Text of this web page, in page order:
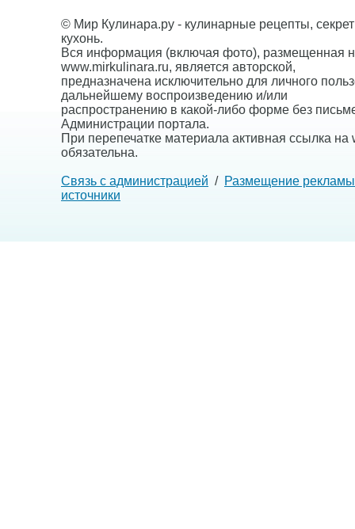
© Мир Кулинара.ру - кулинарные рецепты,
кухонь.
Вся информация (включая фото), размещенная
www.mirkulinara.ru, является авторской,
предназначена исключительно для личного
дальнейшему воспроизведению и/или
распространению в какой-либо форме без
Администрации портала.
При перепечатке материала активная ссылка на
обязательна.
Связь с администрацией / Размещение рекламы
источники